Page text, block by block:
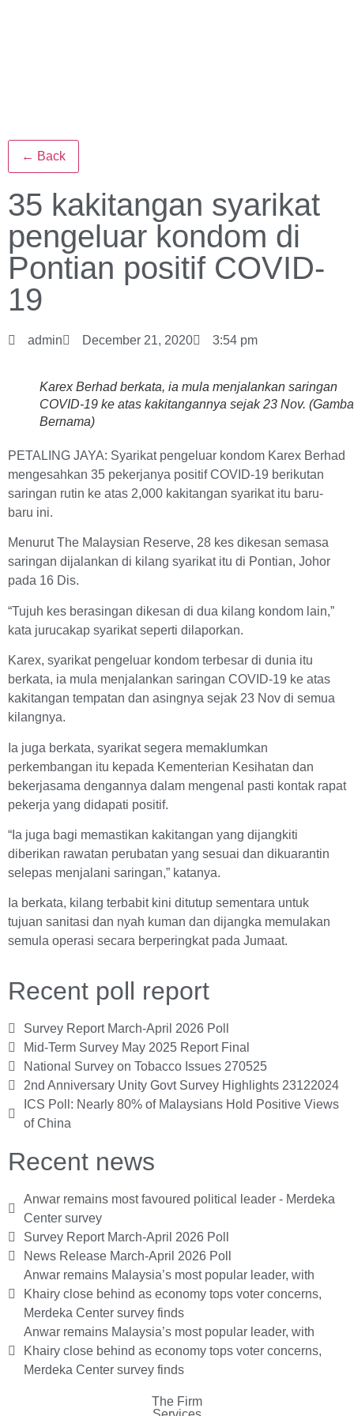
← Back
35 kakitangan syarikat
pengeluar kondom di
Pontian positif COVID-
19
admin December 21, 2020 3:54 pm
Karex Berhad berkata, ia mula menjalankan saringan
COVID-19 ke atas kakitangannya sejak 23 Nov.
Bernama)
PETALING JAYA: Syarikat pengeluar kondom Karex Berhad
mengesahkan 35 pekerjanya positif COVID-19 berikutan
saringan rutin ke atas 2,000 kakitangan syarikat itu baru-
baru ini.
Menurut The Malaysian Reserve, 28 kes dikesan semasa
saringan dijalankan di kilang syarikat itu di Pontian, Johor
pada 16 Dis.
“Tujuh kes berasingan dikesan di dua kilang kondom lain,”
kata jurucakap syarikat seperti dilaporkan.
Karex, syarikat pengeluar kondom terbesar di dunia itu
berkata, ia mula menjalankan saringan COVID-19 ke atas
kakitangan tempatan dan asingnya sejak 23 Nov di semua
kilangnya.
Ia juga berkata, syarikat segera memaklumkan
perkembangan itu kepada Kementerian Kesihatan dan
bekerjasama dengannya dalam mengenal pasti kontak rapat
pekerja yang didapati positif.
“Ia juga bagi memastikan kakitangan yang dijangkiti
diberikan rawatan perubatan yang sesuai dan dikuarantin
selepas menjalani saringan,” katanya.
Ia berkata, kilang terbabit kini ditutup sementara untuk
tujuan sanitasi dan nyah kuman dan dijangka memulakan
semula operasi secara berperingkat pada Jumaat.
Recent poll report
Survey Report March-April 2026 Poll
Mid-Term Survey May 2025 Report Final
National Survey on Tobacco Issues 270525
2nd Anniversary Unity Govt Survey Highlights 23122024
ICS Poll: Nearly 80% of Malaysians Hold Positive Views
of China
Recent news
Anwar remains most favoured political leader - Merdeka
Center survey
Survey Report March-April 2026 Poll
News Release March-April 2026 Poll
Anwar remains Malaysia’s most popular leader, with
Khairy close behind as economy tops voter concerns,
Merdeka Center survey finds
Anwar remains Malaysia’s most popular leader, with
Khairy close behind as economy tops voter concerns,
Merdeka Center survey finds
The Firm